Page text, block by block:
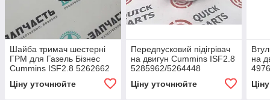
Шайба тримач шестерні
ГРМ для Газель Бізнес
Cummins ISF2.8 5262662
Ціну уточнюйте
Передпусковий підігрівач
на двигун Cummins ISF2.8
5285962/5264448
Ціну уточнюйте
на